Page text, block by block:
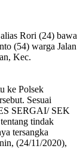
Rori (24) bawa
(54) warga Jalan
Kec.
ke Polsek
Sesuai
SERGAI/ SEK
tindak
tersangka
(24/11/2020),